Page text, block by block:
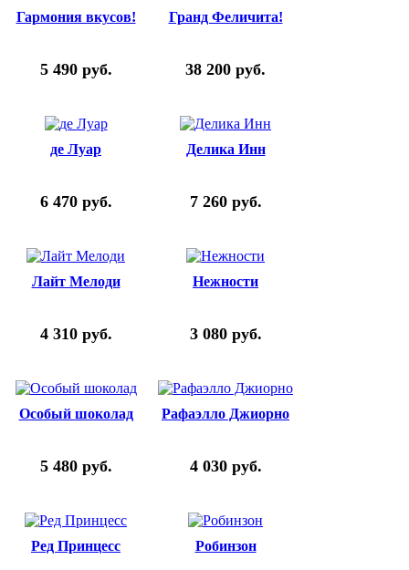
Гармония вкусов!
5 490 руб.
Гранд Феличита!
38 200 руб.
де Луар
6 470 руб.
Делика Инн
7 260 руб.
Лайт Мелоди
4 310 руб.
Нежности
3 080 руб.
Особый шоколад
5 480 руб.
Рафаэлло Джиорно
4 030 руб.
Ред Принцесс Робинзон